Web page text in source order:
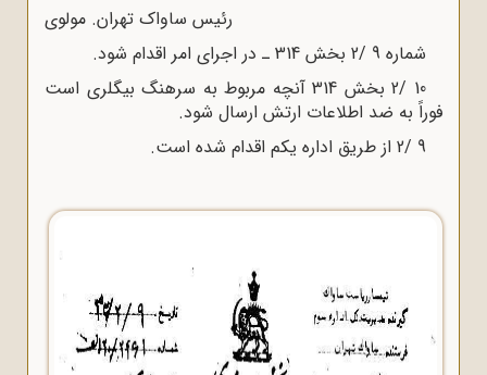
رئیس ساواک تهران. مولوی
شماره 9 /2 بخش 314 ـ در اجرای امر اقدام شود.
10 /2 بخش 314 آنچه مربوط به سرهنگ بیگلری است
فوراً به ضد اطلاعات ارتش ارسال شود.
9 /2 از طریق اداره یکم اقدام شده است.